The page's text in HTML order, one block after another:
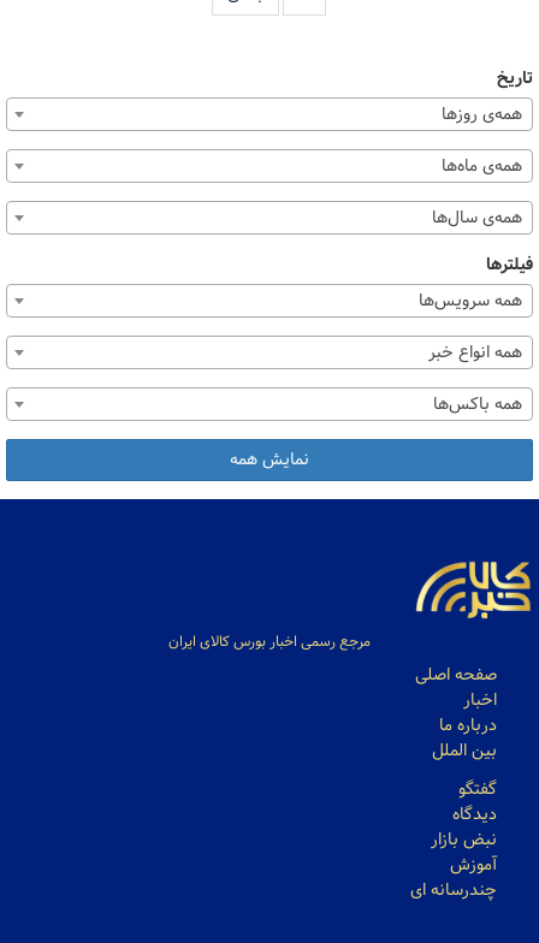
تاریخ
همه‌ی روزها
همه‌ی ماه‌ها
همه‌ی سال‌ها
فیلترها
همه سرویس‌ها
همه انواع خبر
همه باکس‌ها
نمایش همه
مرجع رسمی اخبار بورس کالای ایران
صفحه اصلی
اخبار
درباره ما
بین الملل
گفتگو
دیدگاه
نبض بازار
آموزش
چندرسانه ای